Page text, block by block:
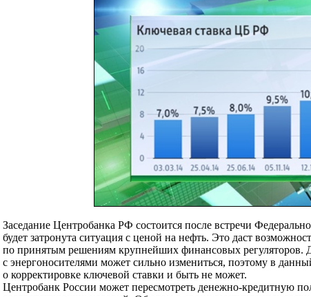
Заседание Центробанка РФ состоится после встречи
будет затронута ситуация с ценой на нефть. Это даст
по принятым решениям крупнейших финансовых регуляторов.
с энергоносителями может сильно измениться, поэтому в
о корректировке ключевой ставки и быть не может.
Центробанк России может пересмотреть денежно-кредитную